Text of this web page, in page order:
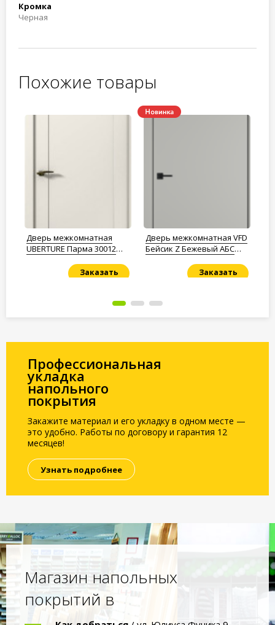
Кромка
Черная
Похожие товары
Дверь межкомнатная
UBERTURE Парма 30012
Заказать
Дверь межкомнатная VFD
Бейсик Z Бежевый АБС
Заказать
Профессиональная
укладка
напольного
покрытия
Закажите материал и его укладку в одном месте —
это удобно. Работы по договору и гарантия 12
месяцев!
Узнать подробнее
Магазин напольных
покрытий в